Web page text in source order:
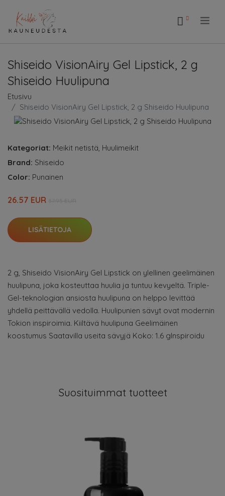
Shiseido VisionAiry Gel Lipstick, 2 g
Shiseido Huulipuna
Etusivu
Shiseido VisionAiry Gel Lipstick, 2 g Shiseido Huulipuna
Kategoriat: Meikit netistä Huulimeikit
Brand: Shiseido
Color: Punainen
26.57 EUR
LISÄTIETOJA
2 g, Shiseido VisionAiry Gel Lipstick on ylellinen geelimäinen
huulipuna, joka kosteuttaa huulia ja tuntuu kevyeltä. Triple-
Gel-teknologian ansiosta huulipuna on helppo levittää
yhdellä peittävällä vedolla. Huulipunien sävyt ovat modernin
Tokion inspiroimia. Kiiltävä huulipuna Geelimäinen
koostumus Saatavilla useita sävyjä Koko: 1.6 gInspiroidu
Suosituimmat tuotteet